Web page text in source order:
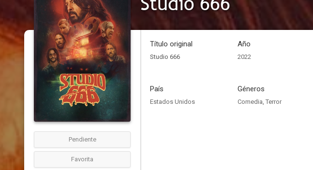
Pendiente
Favorita
Título original
Studio 666
Año
2022
País
Estados Unidos
Géneros
Comedia, Terror